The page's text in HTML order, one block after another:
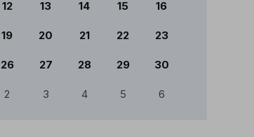
12 13 14 15 16
19 20 21 22 23
26 27 28 29 30
2 3 4 5 6